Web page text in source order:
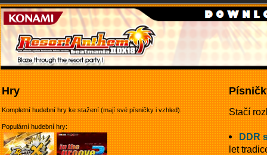
Hry
Kompletní hudební hry ke stažení (mají své písničky i vzhled).
Populární hudební hry:
Stačí
DDR
let